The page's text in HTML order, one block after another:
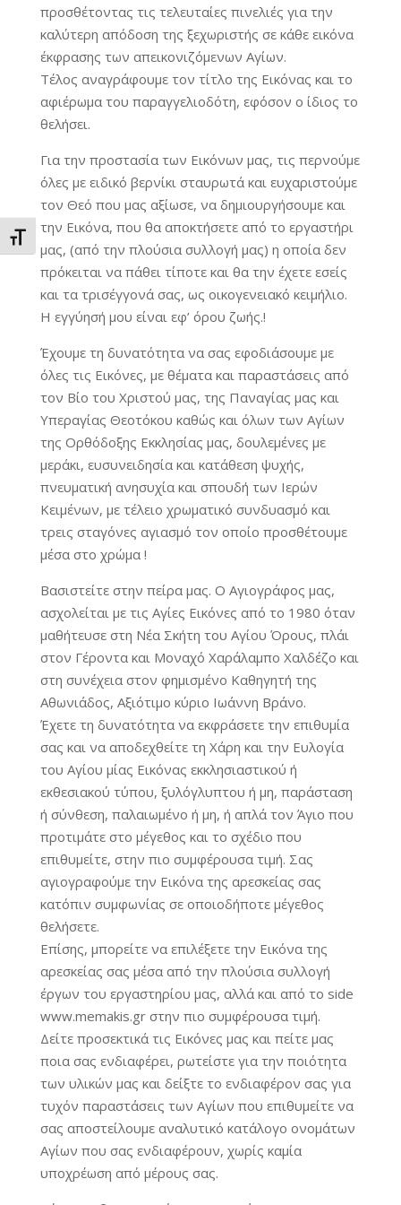
Εναλλαγή Μεγέθους Γραμμάτων
προσθέτοντας τις τελευταίες πινελιές για την
καλύτερη απόδοση της ξεχωριστής σε κάθε εικόνα
έκφρασης των απεικονιζόμενων Αγίων.
Τέλος αναγράφουμε τον τίτλο της Εικόνας και το
αφιέρωμα του παραγγελιοδότη, εφόσον ο ίδιος το
θελήσει.
Για την προστασία των Εικόνων μας, τις περνούμε
όλες με ειδικό βερνίκι σταυρωτά και ευχαριστούμε
τον Θεό που μας αξίωσε, να δημιουργήσουμε και
την Εικόνα, που θα αποκτήσετε από το εργαστήρι
μας, (από την πλούσια συλλογή μας) η οποία δεν
πρόκειται να πάθει τίποτε και θα την έχετε εσείς
και τα τρισέγγονά σας, ως οικογενειακό κειμήλιο.
Η εγγύησή μου είναι εφ’ όρου ζωής.!
Έχουμε τη δυνατότητα να σας εφοδιάσουμε με
όλες τις Εικόνες, με θέματα και παραστάσεις από
τον Βίο του Χριστού μας, της Παναγίας μας και
Υπεραγίας Θεοτόκου καθώς και όλων των Αγίων
της Ορθόδοξης Εκκλησίας μας, δουλεμένες με
μεράκι, ευσυνειδησία και κατάθεση ψυχής,
πνευματική ανησυχία και σπουδή των Ιερών
Κειμένων, με τέλειο χρωματικό συνδυασμό και
τρεις σταγόνες αγιασμό τον οποίο προσθέτουμε
μέσα στο χρώμα !
Βασιστείτε στην πείρα μας. Ο Αγιογράφος μας,
ασχολείται με τις Αγίες Εικόνες από το 1980 όταν
μαθήτευσε στη Νέα Σκήτη του Αγίου Όρους, πλάι
στον Γέροντα και Μοναχό Χαράλαμπο Χαλδέζο και
στη συνέχεια στον φημισμένο Καθηγητή της
Αθωνιάδος, Αξιότιμο κύριο Ιωάννη Βράνο.
Έχετε τη δυνατότητα να εκφράσετε την επιθυμία
σας και να αποδεχθείτε τη Χάρη και την Ευλογία
του Αγίου μίας Εικόνας εκκλησιαστικού ή
εκθεσιακού τύπου, ξυλόγλυπτου ή μη, παράσταση
ή σύνθεση, παλαιωμένο ή μη, ή απλά τον Άγιο που
προτιμάτε στο μέγεθος και το σχέδιο που
επιθυμείτε, στην πιο συμφέρουσα τιμή. Σας
αγιογραφούμε την Εικόνα της αρεσκείας σας
κατόπιν συμφωνίας σε οποιοδήποτε μέγεθος
θελήσετε.
Επίσης, μπορείτε να επιλέξετε την Εικόνα της
αρεσκείας σας μέσα από την πλούσια συλλογή
έργων του εργαστηρίου μας, αλλά και από το side
www.memakis.gr στην πιο συμφέρουσα τιμή.
Δείτε προσεκτικά τις Εικόνες μας και πείτε μας
ποια σας ενδιαφέρει, ρωτείστε για την ποιότητα
των υλικών μας και δείξτε το ενδιαφέρον σας για
τυχόν παραστάσεις των Αγίων που επιθυμείτε να
σας αποστείλουμε αναλυτικό κατάλογο ονομάτων
Αγίων που σας ενδιαφέρουν, χωρίς καμία
υποχρέωση από μέρους σας.